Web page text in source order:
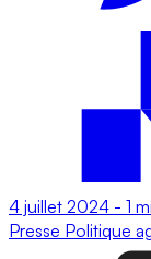
4 juillet 2024 - 1
Presse Politique